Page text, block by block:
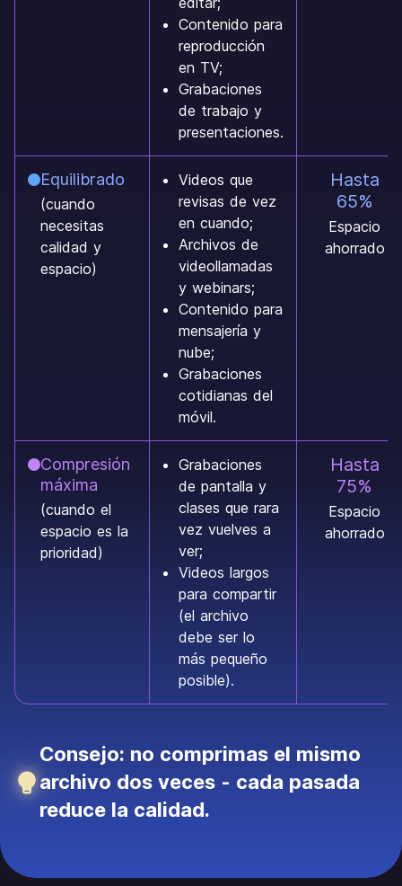
Contenido para
reproducción
en TV;
Grabaciones
de trabajo y
presentaciones.
Equilibrado
(cuando
necesitas
calidad y
espacio)
Videos que
revisas de vez
en cuando;
Archivos de
videollamadas
y webinars;
Contenido para
mensajería y
nube;
Grabaciones
cotidianas del
móvil.
Hasta
65%
Espacio
ahorrado
Compresión
máxima
(cuando el
espacio es la
prioridad)
Grabaciones
de pantalla y
clases que rara
vez vuelves a
ver;
Videos largos
para compartir
(el archivo
debe ser lo
más pequeño
posible).
Hasta
75%
Espacio
ahorrado
Consejo: no comprimas el mismo
archivo dos veces - cada pasada
reduce la calidad.